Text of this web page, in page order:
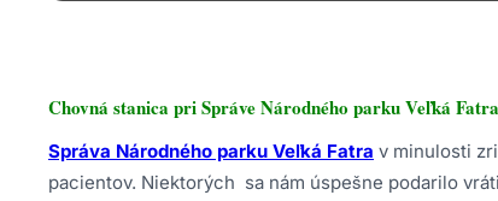
Chovná stanica pri Správe Národného parku Veľká Fatra
Správa Národného parku Veľká Fatra v minulosti
pacientov. Niektorých sa nám úspešne podarilo